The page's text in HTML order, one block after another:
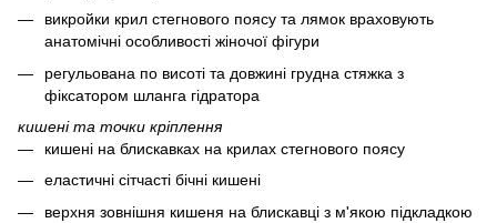
викройки крил стегнового поясу та лямок враховують
анатомічні особливості жіночої фігури
регульована по висоті та довжині грудна стяжка з
фіксатором шланга гідратора
кишені та точки кріплення
кишені на блискавках на крилах стегнового поясу
еластичні сітчасті бічні кишені
верхня зовнішня кишеня на блискавці з м'якою підкладкою